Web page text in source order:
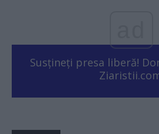
Susțineți presa liberă!